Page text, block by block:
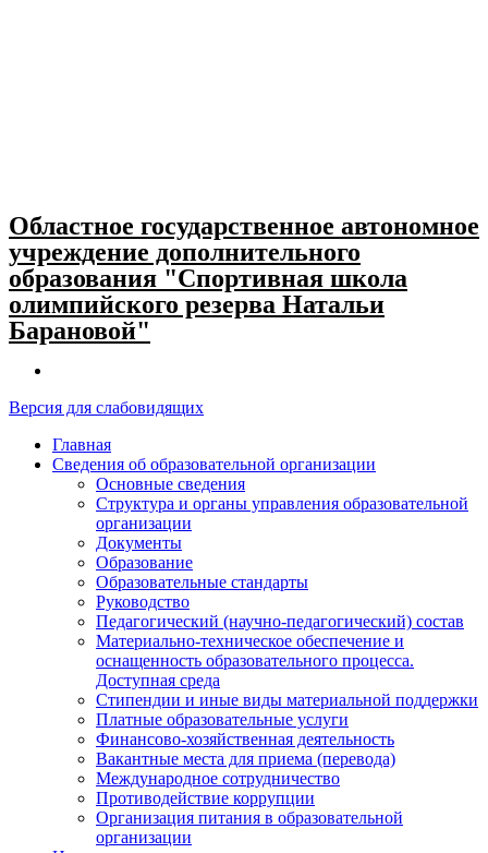
Областное государственное автономное
учреждение дополнительного
образования "Спортивная школа
олимпийского резерва Натальи
Барановой"
Версия для слабовидящих
Главная
Сведения об образовательной организации
Основные сведения
Структура и органы управления образовательной
организации
Документы
Образование
Образовательные стандарты
Руководство
Педагогический (научно-педагогический) состав
Материально-техническое обеспечение и
оснащенность образовательного процесса.
Доступная среда
Стипендии и иные виды материальной поддержки
Платные образовательные услуги
Финансово-хозяйственная деятельность
Вакантные места для приема (перевода)
Международное сотрудничество
Противодействие коррупции
Организация питания в образовательной
организации